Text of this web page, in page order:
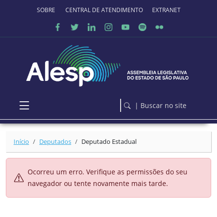
Ir para o conteúdo principal
SOBRE O PORTALCENTRAL DE ATENDIMENTO EXTRANET
| Buscar no site
Início Deputados Deputado Estadual
Ocorreu um erro. Verifique as permissões do seu
navegador ou tente novamente mais tarde.